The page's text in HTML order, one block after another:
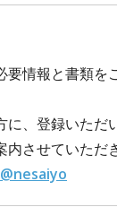
要情報と書類を
に、登録いただ
させていただ